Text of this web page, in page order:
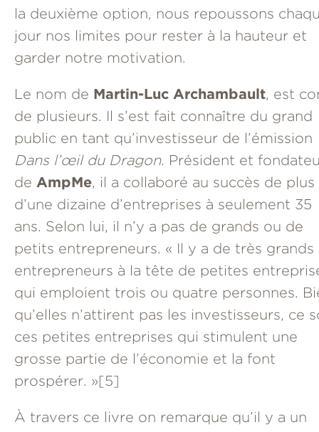
la deuxième option, nous repoussons
jour nos limites pour rester à la hauteur et
garder notre motivation.
Le nom de Martin-Luc Archambault , est
de plusieurs. Il s’est fait connaître du grand
public en tant qu’investisseur de l’émission
Dans l’œil du Dragon. Président et
de AmpMe , il a collaboré au succès de plus
d’une dizaine d’entreprises à seulement 35
ans. Selon lui, il n’y a pas de grands ou de
petits entrepreneurs. « Il y a de très grands
entrepreneurs à la tête de petites
qui emploient trois ou quatre personnes.
qu’elles n’attirent pas les investisseurs, ce
ces petites entreprises qui stimulent une
grosse partie de l’économie et la font
prospérer. »[5]
À travers ce livre on remarque qu’il y a un